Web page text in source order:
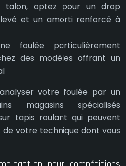
talon, optez pour un drop
et un amorti renforcé à
foulée particulièrement
des modèles offrant un
votre foulée par un
magasins spécialisés
tapis roulant qui peuvent
votre technique dont vous